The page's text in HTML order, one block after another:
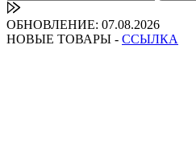
ОБНОВЛЕНИЕ: 07.08.2026
НОВЫЕ ТОВАРЫ - ССЫЛКА